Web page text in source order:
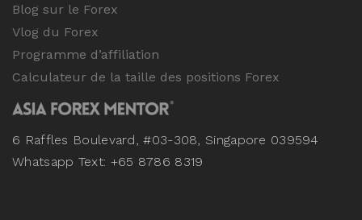
Blog sur le Forex
Vlog du Forex
Programme d’affiliation
Calculateur de la taille des positions Forex
6 Raffles Boulevard, #03-308, Singapore 039594
Whatsapp Text: +65 8786 8319